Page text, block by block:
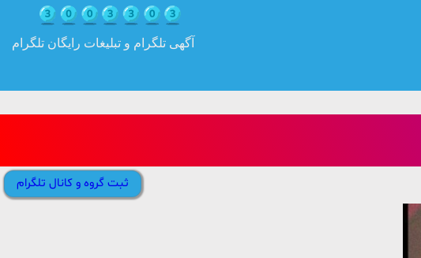
آگهی تلگرام و تبلیغات رایگان تلگرام
ثبت گروه و کانال تلگرام